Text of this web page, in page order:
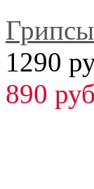
1290
890 руб